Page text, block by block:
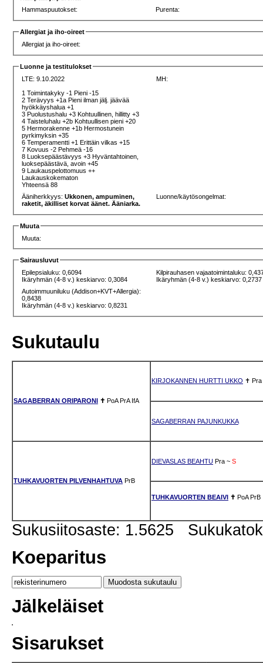
Hammaspuutokset:
Purenta:
Allergiat ja iho-oireet
Allergiat ja iho-oireet:
Luonne ja testitulokset
LTE: 9.10.2022
1 Toimintakyky -1 Pieni -15
2 Terävyys +1a Pieni ilman jälj. jäävää
hyökkäyshalua +1
3 Puolustushalu +3 Kohtuullinen, hillitty +3
4 Taisteluhalu +2b Kohtuullisen pieni +20
5 Hermorakenne +1b Hermostunein
pyrkimyksin +35
6 Temperamentti +1 Erittäin vilkas +15
7 Kovuus -2 Pehmeä -16
8 Luoksepäästävyys +3 Hyväntahtoinen,
luoksepäästävä, avoin +45
9 Laukauspelottomuus ++
Laukauskokematon
Yhteensä 88
MH:
Ääniherkkyys:Ukkonen, ampuminen,
raketit, äkilliset korvat äänet. Ääniarka.
Luonne/käytösongelmat:
Muuta
Muuta:
Sairausluvut
Epilepsialuku: 0,6094
Ikäryhmän (4-8 v.) keskiarvo: 0,3084
Kilpirauhasen vajaatoimintaluku:
Ikäryhmän (4-8 v.) keskiarvo: 0,2737
Autoimmuuniluku (Addison+KVT+Allergia):
0,8438
Ikäryhmän (4-8 v.) keskiarvo: 0,8231
Sukutaulu
SAGABERRAN ORIPARONI ✝ PoA PrA IfA
KIRJOKANNEN HURTTI UKKO ✝ Pra
SAGABERRAN PAJUNKUKKA
TUHKAVUORTEN PILVENHAHTUVA PrB
DIEVASLAS BEAHTU Pra ~ S
TUHKAVUORTEN BEAIVI ✝ PoA PrB
Sukusiitosaste: 1.5625
Koeparitus
Jälkeläiset
Sisarukset